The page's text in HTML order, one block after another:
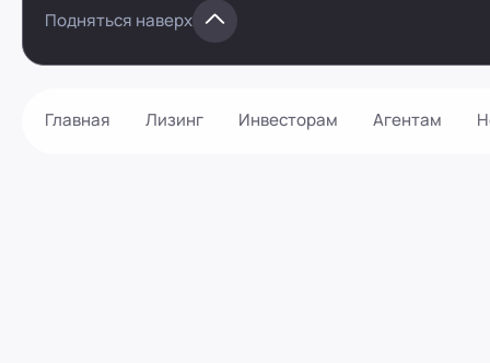
Главная Лизинг Инвесторам Агентам
Подняться наверх